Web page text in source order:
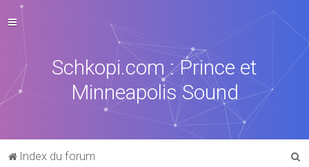
Schkopi.com : Prince et
Minneapolis Sound
Index du forum